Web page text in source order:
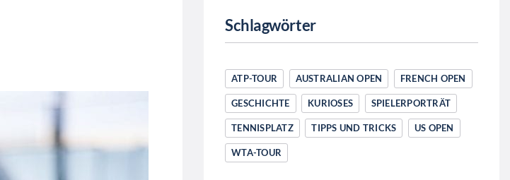
Schlagwörter
ATP-TOUR AUSTRALIAN OPEN FRENCH OPEN
GESCHICHTE KURIOSES SPIELERPORTRÄT
TENNISPLATZ TIPPS UND TRICKS US OPEN
WTA-TOUR